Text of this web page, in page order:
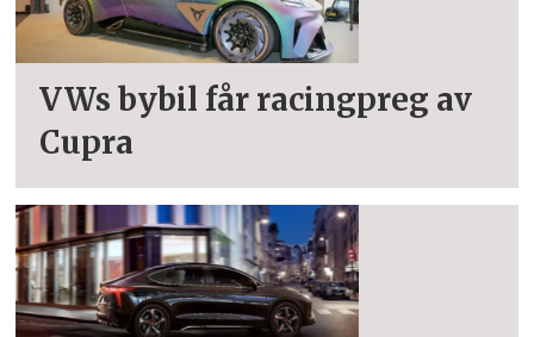
VWs bybil får racingpreg av
Cupra